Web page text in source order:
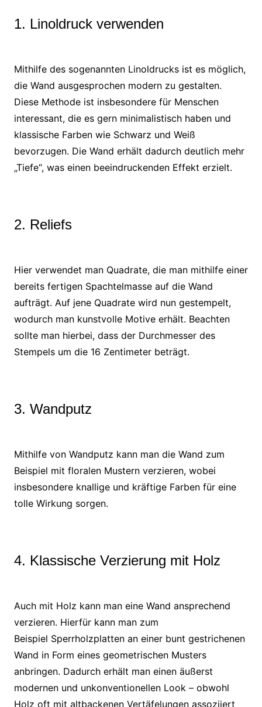
1. Linoldruck verwenden
Mithilfe des sogenannten Linoldrucks ist es möglich,
die Wand ausgesprochen modern zu gestalten.
Diese Methode ist insbesondere für Menschen
interessant, die es gern minimalistisch haben und
klassische Farben wie Schwarz und Weiß
bevorzugen. Die Wand erhält dadurch deutlich mehr
„Tiefe“, was einen beeindruckenden Effekt erzielt.
2. Reliefs
Hier verwendet man Quadrate, die man mithilfe einer
bereits fertigen Spachtelmasse auf die Wand
aufträgt. Auf jene Quadrate wird nun gestempelt,
wodurch man kunstvolle Motive erhält. Beachten
sollte man hierbei, dass der Durchmesser des
Stempels um die 16 Zentimeter beträgt.
3. Wandputz
Mithilfe von Wandputz kann man die Wand zum
Beispiel mit floralen Mustern verzieren, wobei
insbesondere knallige und kräftige Farben für eine
tolle Wirkung sorgen.
4. Klassische Verzierung mit Holz
Auch mit Holz kann man eine Wand ansprechend
verzieren. Hierfür kann man zum
Beispiel Sperrholzplatten an einer bunt gestrichenen
Wand in Form eines geometrischen Musters
anbringen. Dadurch erhält man einen äußerst
modernen und unkonventionellen Look – obwohl
Holz oft mit altbackenen Vertäfelungen assoziiert